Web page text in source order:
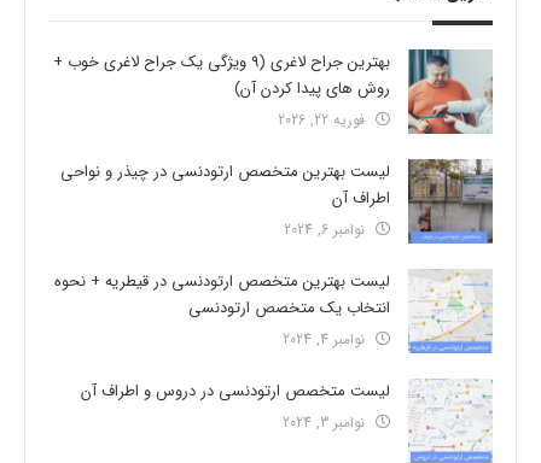
بهترین جراح لاغری (9 ویژگی یک جراح لاغری خوب +
روش های پیدا کردن آن)
فوریه 22, 2026
لیست بهترین متخصص ارتودنسی در چیذر و نواحی
اطراف آن
نوامبر 6, 2024
لیست بهترین متخصص ارتودنسی در قیطریه + نحوه
انتخاب یک متخصص ارتودنسی
نوامبر 4, 2024
لیست متخصص ارتودنسی در دروس و اطراف آن
نوامبر 3, 2024